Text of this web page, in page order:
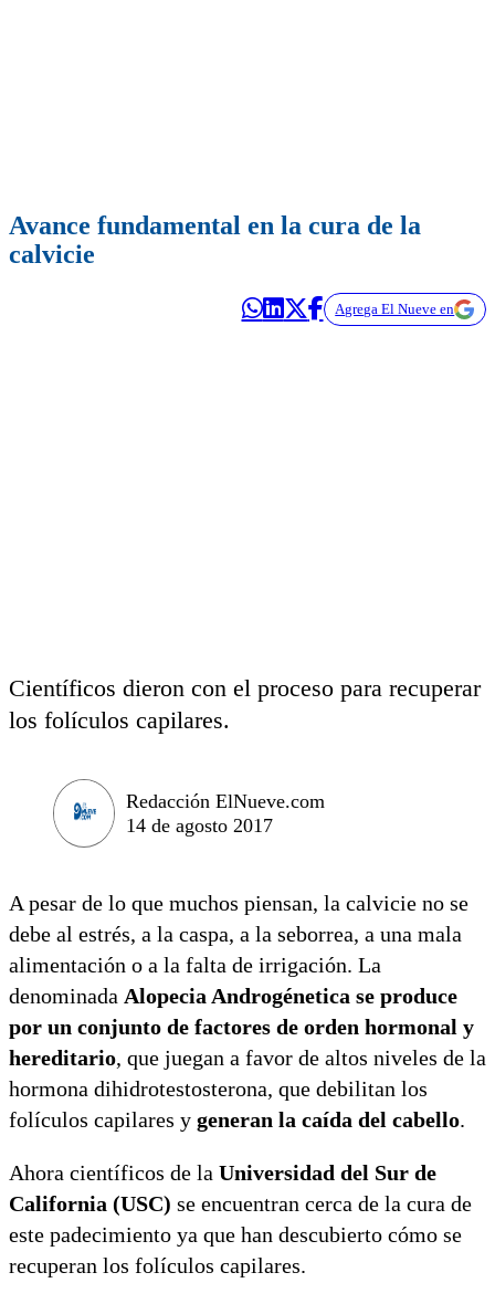
Avance fundamental en la cura de la
calvicie
Agrega El Nueve en
Científicos dieron con el proceso para recuperar
los folículos capilares.
Redacción ElNueve.com
14 de agosto 2017
A pesar de lo que muchos piensan, la calvicie no se
debe al estrés, a la caspa, a la seborrea, a una mala
alimentación o a la falta de irrigación. La
denominada Alopecia Androgénetica se produce
por un conjunto de factores de orden hormonal y
hereditario, que juegan a favor de altos niveles de la
hormona dihidrotestosterona, que debilitan los
folículos capilares y generan la caída del cabello.
Ahora científicos de la Universidad del Sur de
California (USC) se encuentran cerca de la cura de
este padecimiento ya que han descubierto cómo se
recuperan los folículos capilares.